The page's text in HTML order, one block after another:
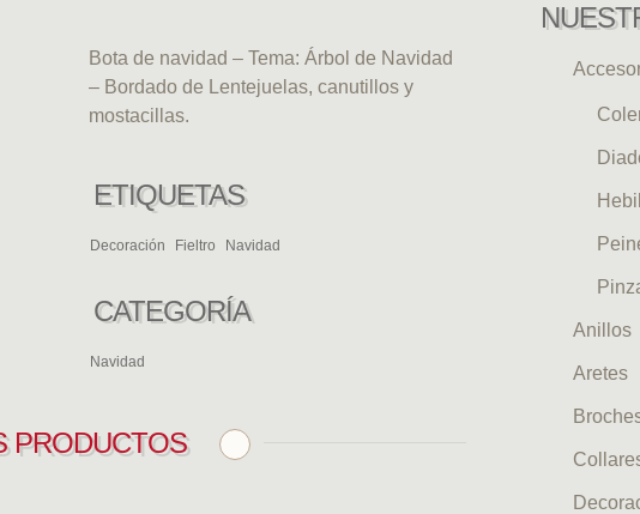
Bota de navidad – Tema: Árbol de Navidad
– Bordado de Lentejuelas, canutillos y
mostacillas.
ETIQUETAS
Decoración Fieltro Navidad
CATEGORÍA
Navidad
PRODUCTOS
Anillos
Aretes